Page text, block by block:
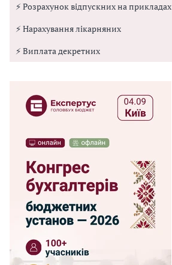
⚡ Розрахунок відпускних на прикладах
⚡ Нарахування лікарняних
⚡ Виплата декретних